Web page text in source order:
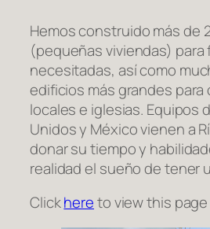
Hemos construido más de
(pequeñas viviendas) para
necesitadas, así como
edificios más grandes
locales e iglesias. Equipos
Unidos y México vienen a
donar su tiempo y
realidad el sueño de tener
Clickhereto view this page